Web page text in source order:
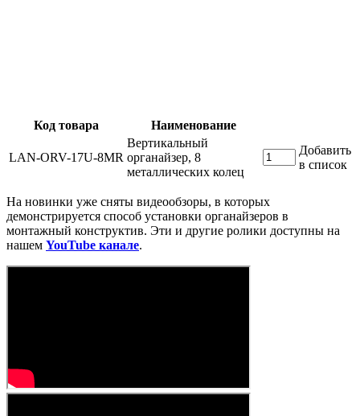
Код товара Наименование
LAN-ORV-17U-8MR
Вертикальный
органайзер, 8
металлических колец
Добавить
в список
На новинки уже сняты видеообзоры, в которых
демонстрируется способ установки органайзеров в
монтажный конструктив. Эти и другие ролики доступны на
нашем YouTube канале.